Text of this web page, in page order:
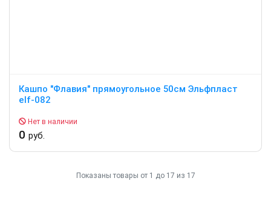
Кашпо "Флавия" прямоугольное 50см Эльфпласт
elf-082
Нет в наличии
0 руб.
Показаны товары от 1 до 17 из 17